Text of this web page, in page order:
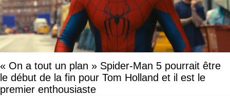
« On a tout un plan » Spider-Man 5 pourrait être
le début de la fin pour Tom Holland et il est le
premier enthousiaste